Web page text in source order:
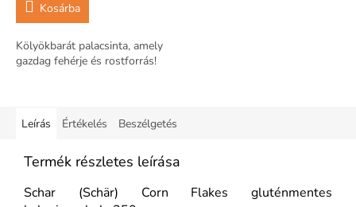
Kosárba
Kölyökbarát palacsinta, amely
gazdag fehérje és rostforrás!
Leírás Értékelés Beszélgetés
Termék részletes leírása
Schar (Schär) Corn Flakes gluténmentes